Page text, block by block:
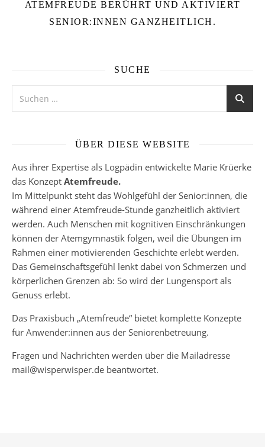
ATEMFREUDE BERÜHRT UND AKTIVIERT
SENIOR:INNEN GANZHEITLICH.
SUCHE
ÜBER DIESE WEBSITE
Aus ihrer Expertise als Logpädin entwickelte Marie Krüerke
das Konzept Atemfreude.
Im Mittelpunkt steht das Wohlgefühl der Senior:innen, die
während einer Atemfreude-Stunde ganzheitlich aktiviert
werden. Auch Menschen mit kognitiven Einschränkungen
können der Atemgymnastik folgen, weil die Übungen im
Rahmen einer motivierenden Geschichte erlebt werden.
Das Gemeinschaftsgefühl lenkt dabei von Schmerzen und
körperlichen Grenzen ab: So wird der Lungensport als
Genuss erlebt.
Das Praxisbuch „Atemfreude“ bietet komplette Konzepte
für Anwender:innen aus der Seniorenbetreuung.
Fragen und Nachrichten werden über die Mailadresse
mail@wisperwisper.de beantwortet.